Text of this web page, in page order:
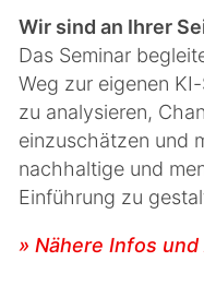
Wir sind an Ihrer
Das Seminar
Weg zur eigenen
zu analysieren,
einzuschätzen und
nachhaltige und
Einführung zu
» Nähere Infos